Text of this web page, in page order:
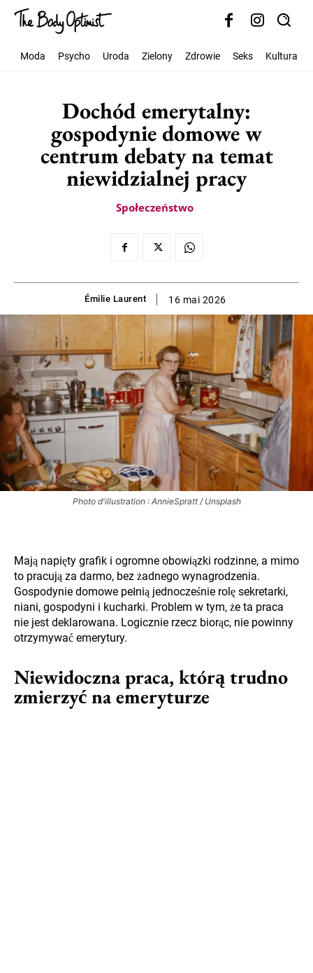
Moda Psycho Uroda Zielony Zdrowie Seks Kultura
Dochód emerytalny:
gospodynie domowe w
centrum debaty na temat
niewidzialnej pracy
Społeczeństwo
Émilie Laurent 16 mai 2026
Photo d'illustration : AnnieSpratt / Unsplash
Mają napięty grafik i ogromne obowiązki rodzinne, a mimo
to pracują za darmo, bez żadnego wynagrodzenia.
Gospodynie domowe pełnią jednocześnie rolę sekretarki,
niani, gospodyni i kucharki. Problem w tym, że ta praca
nie jest deklarowana. Logicznie rzecz biorąc, nie powinny
otrzymywać emerytury.
Niewidoczna praca, którą trudno
zmierzyć na emeryturze